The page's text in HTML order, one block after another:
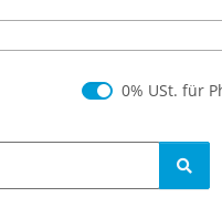
0% USt. für
0% USt. für